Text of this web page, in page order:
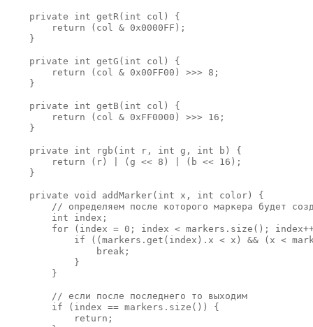
    private int getR(int col) {
        return (col & 0x0000FF);
    }
    private int getG(int col) {
        return (col & 0x00FF00) >>> 8;
    }
    private int getB(int col) {
        return (col & 0xFF0000) >>> 16;
    }
    private int rgb(int r, int g, int b) {
        return (r) | (g << 8) | (b << 16);
    }
    private void addMarker(int x, int color) {
// определяем после которого маркера будет
        int index;
for (index = 0; index < markers.size();
if ((markers.get(index).x < x) && (x <
                break;
            }
        }
        // если после последнего то выходим
        if (index == markers.size()) {
            return;